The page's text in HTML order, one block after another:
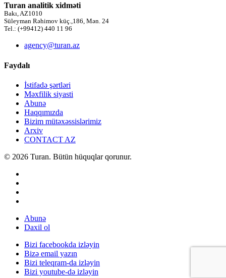
Turan analitik xidməti
Bakı, AZ1010
Süleyman Rəhimov küç.,186, Mən. 24
Tel.: (+99412) 440 11 96
agency@turan.az
Faydalı
İstifadə şərtləri
Məxfilik siyasti
Abunə
Haqqımızda
Bizim mütəxəssislərimiz
Arxiv
CONTACT AZ
© 2026 Turan. Bütün hüquqlar qorunur.
Abunə
Daxil ol
Bizi facebookda izləyin
Bizə email yazın
Bizi teleqram-da izləyin
Bizi youtube-də izləyin